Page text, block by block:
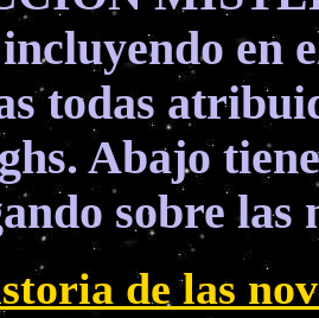
en
todas
Abajo
sobre las
de las